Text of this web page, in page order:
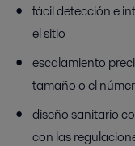
fácil detección e
el sitio
escalamiento
tamaño o el
diseño sanitario
con las